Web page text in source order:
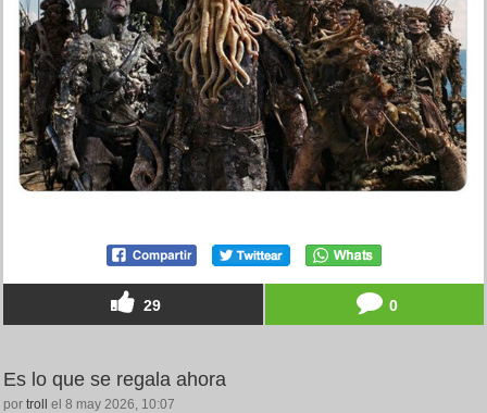
29 0
Es lo que se regala ahora
por troll el 8 may 2026, 10:07